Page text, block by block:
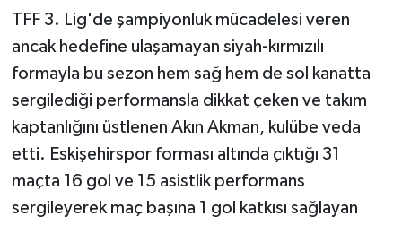
TFF 3. Lig'de şampiyonluk mücadelesi veren
ancak hedefine ulaşamayan siyah-kırmızılı
formayla bu sezon hem sağ hem de sol kanatta
sergilediği performansla dikkat çeken ve takım
kaptanlığını üstlenen Akın Akman, kulübe veda
etti. Eskişehirspor forması altında çıktığı 31
maçta 16 gol ve 15 asistlik performans
sergileyerek maç başına 1 gol katkısı sağlayan